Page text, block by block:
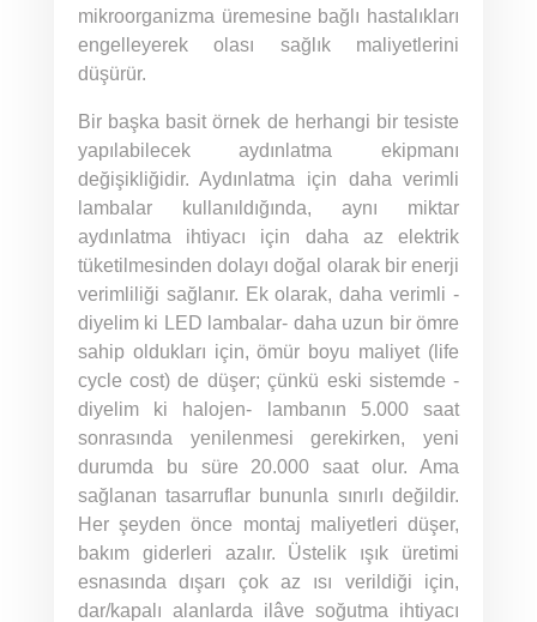
mikroorganizma üremesine bağlı hastalıkları
engelleyerek olası sağlık maliyetlerini
düşürür.
Bir başka basit örnek de herhangi bir tesiste
yapılabilecek aydınlatma ekipmanı
değişikliğidir. Aydınlatma için daha verimli
lambalar kullanıldığında, aynı miktar
aydınlatma ihtiyacı için daha az elektrik
tüketilmesinden dolayı doğal olarak bir enerji
verimliliği sağlanır. Ek olarak, daha verimli -
diyelim ki LED lambalar- daha uzun bir ömre
sahip oldukları için, ömür boyu maliyet (life
cycle cost) de düşer; çünkü eski sistemde -
diyelim ki halojen- lambanın 5.000 saat
sonrasında yenilenmesi gerekirken, yeni
durumda bu süre 20.000 saat olur. Ama
sağlanan tasarruflar bununla sınırlı değildir.
Her şeyden önce montaj maliyetleri düşer,
bakım giderleri azalır. Üstelik ışık üretimi
esnasında dışarı çok az ısı verildiği için,
dar/kapalı alanlarda ilâve soğutma ihtiyacı